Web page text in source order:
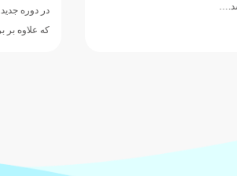
در دوره جدید ریاست محسن رضوانی برگزار شد؛ نشستی